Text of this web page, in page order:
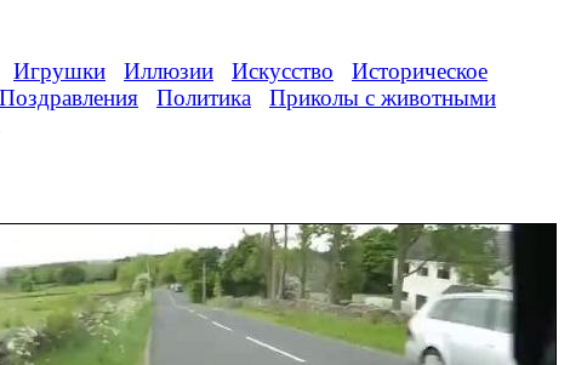
Игрушки Иллюзии Искусство
Историческое
Поздравления Политика
Приколы с животными